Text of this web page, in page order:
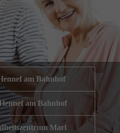
am Bahnhof
am Bahnhof
Marl